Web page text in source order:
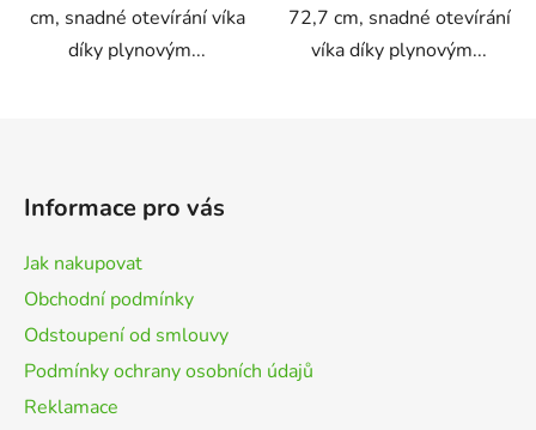
cm, snadné otevírání víka
díky plynovým...
72,7 cm, snadné otevírání
víka díky plynovým...
Informace pro vás
Jak nakupovat
Obchodní podmínky
Odstoupení od smlouvy
Podmínky ochrany osobních údajů
Reklamace